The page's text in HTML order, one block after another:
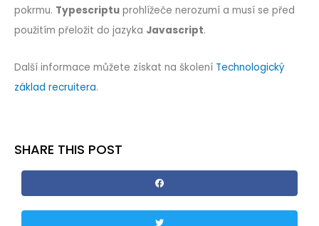
pokrmu. Typescriptu prohlížeče nerozumí a musí se před
použitím přeložit do jazyka Javascript.
Další informace můžete získat na školení Technologický
základ recruitera.
SHARE THIS POST